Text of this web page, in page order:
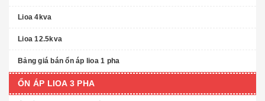
Lioa 4kva
Lioa 12.5kva
Bảng giá bán ổn áp lioa 1 pha
ỔN ÁP LIOA 3 PHA